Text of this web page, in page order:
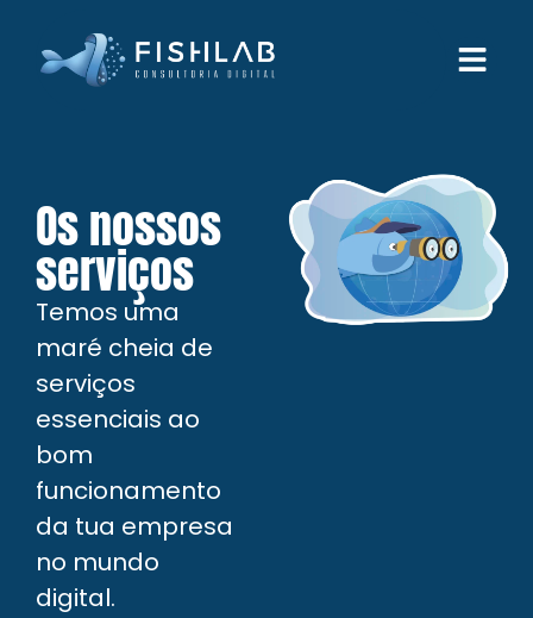
Os nossos
serviços
Temos uma
maré cheia de
serviços
essenciais ao
bom
funcionamento
da tua empresa
no mundo
digital.